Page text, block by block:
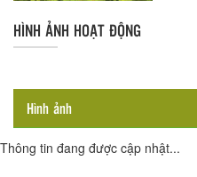
HÌNH ẢNH HOẠT ĐỘNG
Hình ảnh
Thông tin đang được cập nhật...